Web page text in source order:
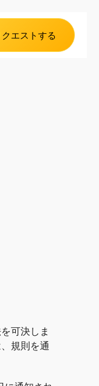
エストする
可決しま
規則を通